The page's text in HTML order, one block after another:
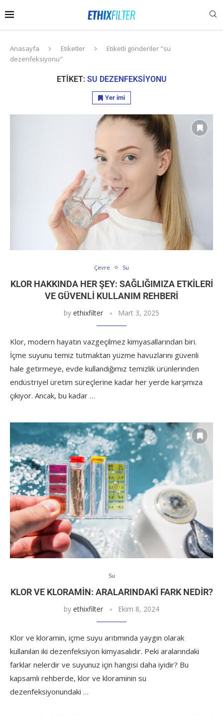
Anasayfa Etiketler
Etiketli gönderiler "su
dezenfeksiyonu"
ETIKET: SU DEZENFEKSIYONU
Yer imi
Çevre Su
KLOR HAKKINDA HER ŞEY: SAĞLIĞIMIZA ETKILERI
VE GÜVENLI KULLANIM REHBERI
by ethixfilter Mart 3, 2025
Klor, modern hayatın vazgeçilmez kimyasallarından biri.
İçme suyunu temiz tutmaktan yüzme havuzlarını güvenli
hale getirmeye, evde kullandığımız temizlik ürünlerinden
endüstriyel üretim süreçlerine kadar her yerde karşımıza
çıkıyor. Ancak, bu kadar …
Su
KLOR VE KLORAMIN: ARALARINDAKI FARK NEDIR?
by ethixfilter Ekim 8, 2024
Klor ve kloramin, içme suyu arıtımında yaygın olarak
kullanılan iki dezenfeksiyon kimyasalıdır. Peki aralarındaki
farklar nelerdir ve suyunuz için hangisi daha iyidir? Bu
kapsamlı rehberde, klor ve kloraminin su
dezenfeksiyonundaki …